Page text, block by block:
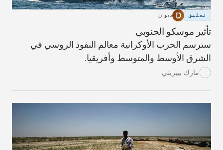
تعليق ديوان
تأثير موسكو الجنوبي
سترسم الحرب الأوكرانية معالم النفوذ الروسي في
الشرق الأوسط والمتوسط وأفريقيا.
مارك بييريني